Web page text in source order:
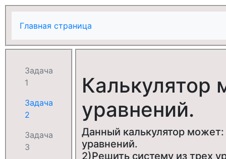
Главная страница
Калькулятор
уравнений.
Данный калькулятор
уравнений.
2)Решить систему из трех
Задача
1
Задача
2
Задача
3